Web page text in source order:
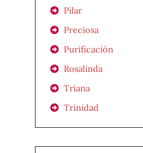
Pilar
Preciosa
Purificación
Rosalinda
Triana
Trinidad